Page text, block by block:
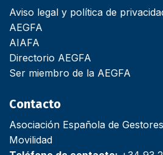
Aviso legal y política de
AEGFA
AIAFA
Directorio AEGFA
Ser miembro de la AEGFA
Contacto
Asociación Española de
Movilidad